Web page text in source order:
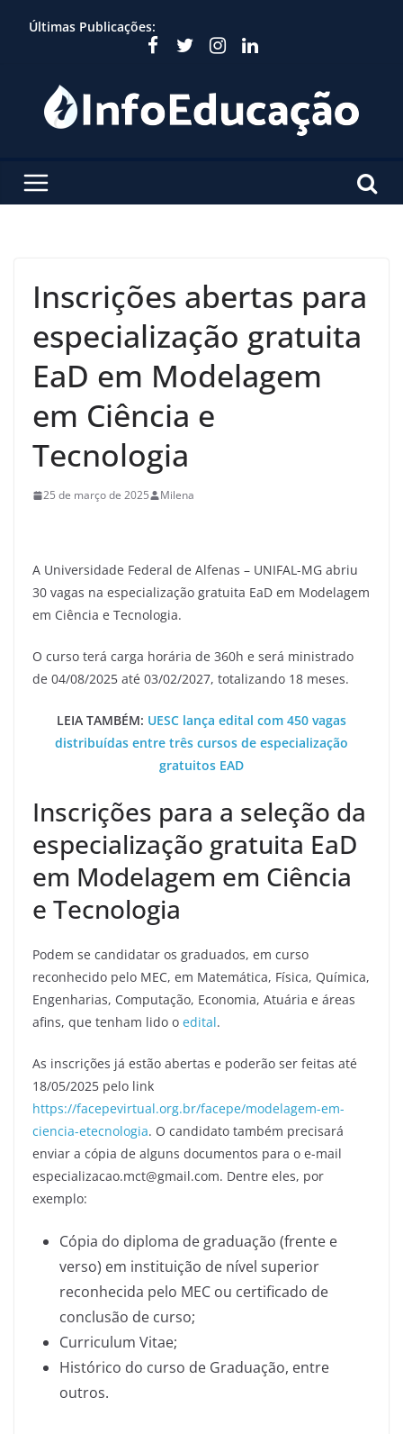
Últimas Publicações:
Inscrições abertas para
especialização gratuita
EaD em Modelagem
em Ciência e
Tecnologia
25 de março de 2025 Milena
A Universidade Federal de Alfenas – UNIFAL-MG abriu
30 vagas na especialização gratuita EaD em Modelagem
em Ciência e Tecnologia.
O curso terá carga horária de 360h e será ministrado
de 04/08/2025 até 03/02/2027, totalizando 18 meses.
LEIA TAMBÉM: UESC lança edital com 450 vagas
distribuídas entre três cursos de especialização
gratuitos EAD
Inscrições para a seleção da
especialização gratuita EaD
em Modelagem em Ciência
e Tecnologia
Podem se candidatar os graduados, em curso
reconhecido pelo MEC, em Matemática, Física, Química,
Engenharias, Computação, Economia, Atuária e áreas
afins, que tenham lido o edital.
As inscrições já estão abertas e poderão ser feitas até
18/05/2025 pelo link
https://facepevirtual.org.br/facepe/modelagem-em-
ciencia-etecnologia. O candidato também precisará
enviar a cópia de alguns documentos para o e-mail
especializacao.mct@gmail.com. Dentre eles, por
exemplo:
Cópia do diploma de graduação (frente e
verso) em instituição de nível superior
reconhecida pelo MEC ou certificado de
conclusão de curso;
Curriculum Vitae;
Histórico do curso de Graduação, entre
outros.